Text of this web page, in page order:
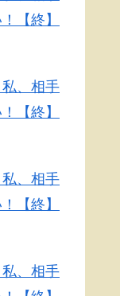
【終】
、相手
【終】
、相手
【終】
、相手